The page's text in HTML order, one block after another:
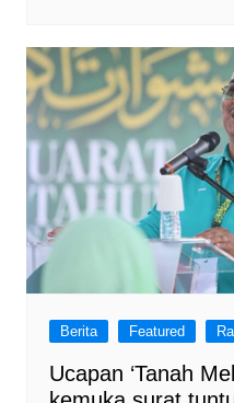
Berita Featured
Ucapan ‘Tanah